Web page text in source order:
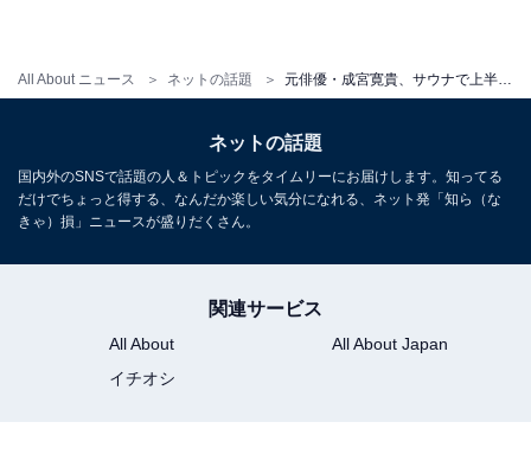
All About ニュース ネットの話題
ネットの話題
国内外のSNSで話題の人＆トピックをタイムリーにお届けします。知ってる
だけでちょっと得する、なんだか楽しい気分になれる、ネット発「知ら（な
きゃ）損」ニュースが盛りだくさん。
関連サービス
All About
All About Japan
イチオシ